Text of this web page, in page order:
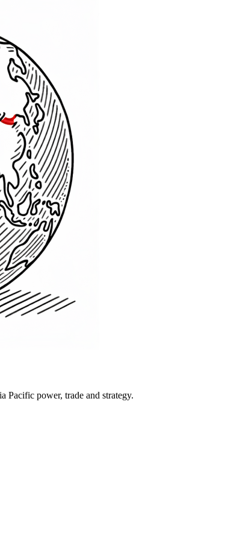
Pacific power, trade and strategy.